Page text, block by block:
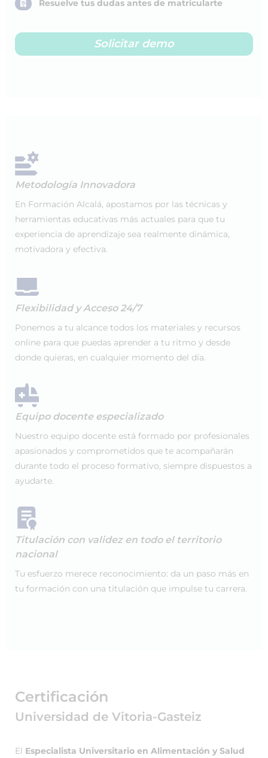
Resuelve tus dudas antes de matricularte
Solicitar demo
Metodología Innovadora
En Formación Alcalá, apostamos por las técnicas y
herramientas educativas más actuales para que tu
experiencia de aprendizaje sea realmente dinámica,
motivadora y efectiva.
Flexibilidad y Acceso 24/7
Ponemos a tu alcance todos los materiales y recursos
online para que puedas aprender a tu ritmo y desde
donde quieras, en cualquier momento del día.
Equipo docente especializado
Nuestro equipo docente está formado por profesionales
apasionados y comprometidos que te acompañarán
durante todo el proceso formativo, siempre dispuestos a
ayudarte.
Titulación con validez en todo el territorio
nacional
Tu esfuerzo merece reconocimiento: da un paso más en
tu formación con una titulación que impulse tu carrera.
Certificación
Universidad de Vitoria-Gasteiz
El Especialista Universitario en Alimentación y Salud